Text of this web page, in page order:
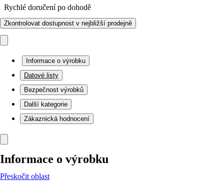
Rychlé doručení po dohodě
Zkontrolovat dostupnost v nejbližší prodejně
Informace o výrobku
Datové listy
Bezpečnost výrobků
Další kategorie
Zákaznická hodnocení
Informace o výrobku
Přeskočit oblast